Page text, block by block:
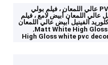
فيلم أثاث PVC عالي اللمعان ، فيلم بولي
عالي اللمعان أبيض لامع ، فيلم
الفينيل أبيض عالي اللمعان
Matt White High
,
High Gloss white pvc